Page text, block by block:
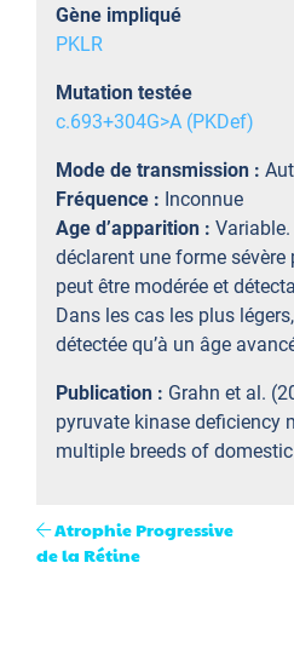
Gène impliqué
PKLR
Mutation testée
c.693+304G>A (PKDef)
Mode de transmission :
Fréquence : Inconnue
Age d’apparition :
déclarent une forme sévère
peut être modérée et
Dans les cas les plus
détectée qu’à un âge
Publication : Grahn et al.
pyruvate kinase deficiency
multiple breeds of
Atrophie Progressive
de la Rétine